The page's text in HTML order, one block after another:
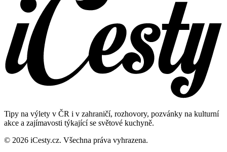
Tipy na výlety v ČR i v zahraničí, rozhovory, pozvánky na kulturní
akce a zajímavosti týkající se světové kuchyně.
© 2026 iCesty.cz. Všechna práva vyhrazena.